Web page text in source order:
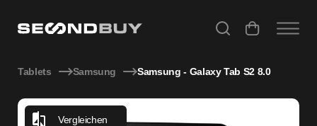
Tablets Samsung Samsung - Galaxy Tab S2 8.0
Vergleichen